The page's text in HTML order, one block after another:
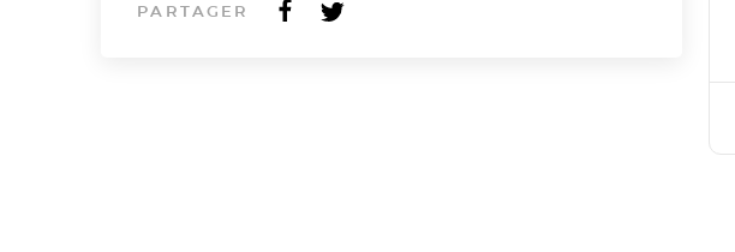
PARTAGER